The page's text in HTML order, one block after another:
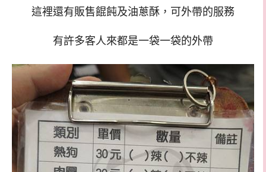
這裡還有販售餛飩及油蔥酥，可外帶的服務
有許多客人來都是一袋一袋的外帶